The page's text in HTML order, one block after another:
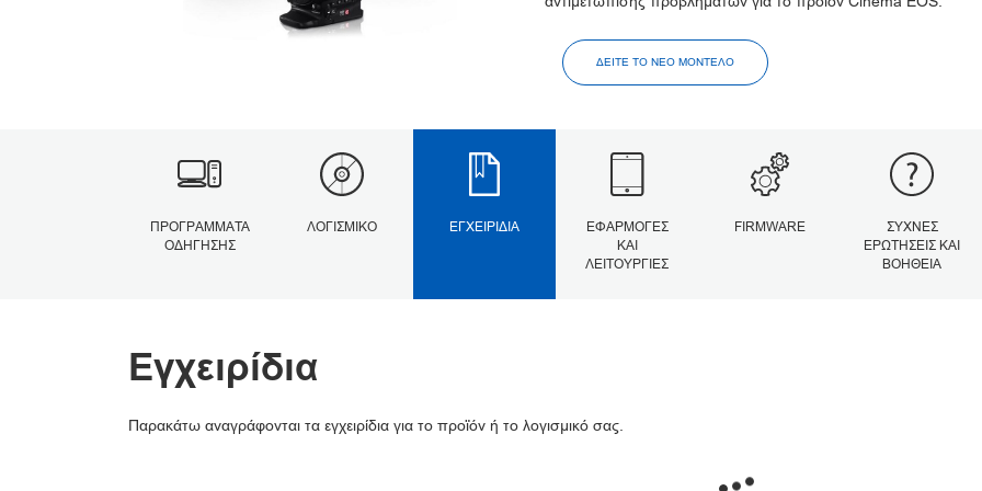
ΔΕΊΤΕ ΤΟ ΝΈΟ ΜΟΝΤΈΛΟ
ΠΡΟΓΡΆΜΜΑΤΑ
ΟΔΉΓΗΣΗΣ
ΛΟΓΙΣΜΙΚΌ ΕΓΧΕΙΡΊΔΙΑ
ΕΦΑΡΜΟΓΈΣ
ΚΑΙ
ΛΕΙΤΟΥΡΓΊΕΣ
FIRMWARE
ΣΥΧΝΈΣ
ΕΡΩΤΉΣΕΙΣ ΚΑΙ
ΒΟΉΘΕΙΑ
Εγχειρίδια
Παρακάτω αναγράφονται τα εγχειρίδια για το προϊόν ή το λογισμικό σας.